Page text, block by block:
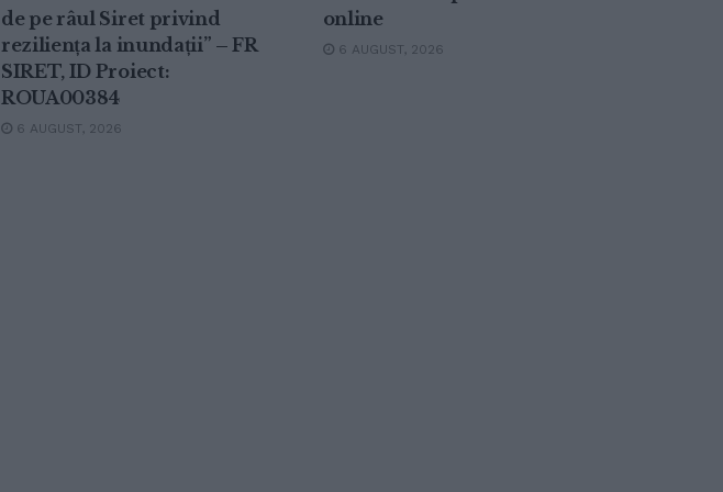
de pe râul Siret privind
reziliența la inundații” – FR
SIRET, ID Proiect:
ROUA00384
6 AUGUST, 2026
online
6 AUGUST, 2026